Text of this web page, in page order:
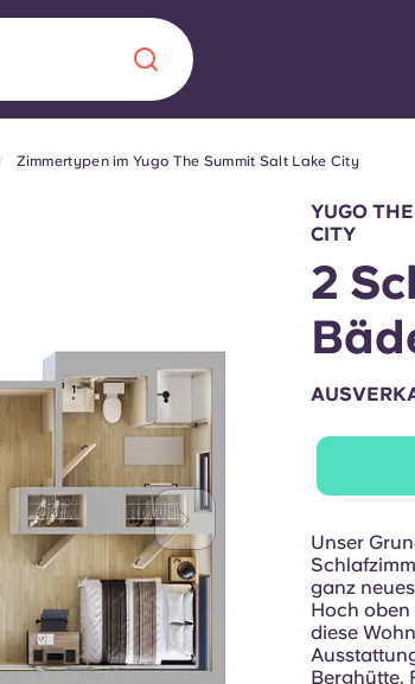
Über uns
Häufig gestellte
Español
Zimmertypen im Yugo The Summit Salt Lake City
YUGO
CITY
2
Unser
ganz
Hoch oben
diese
Berghütte.